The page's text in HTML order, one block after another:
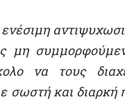
μη
να τους
σωστή και διαρκή